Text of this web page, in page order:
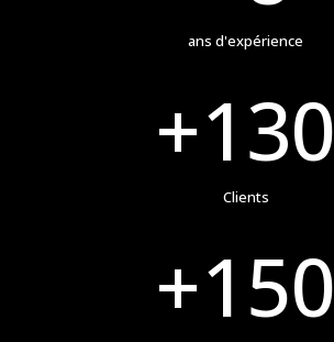
ans d'expérience
+130
Clients
+150